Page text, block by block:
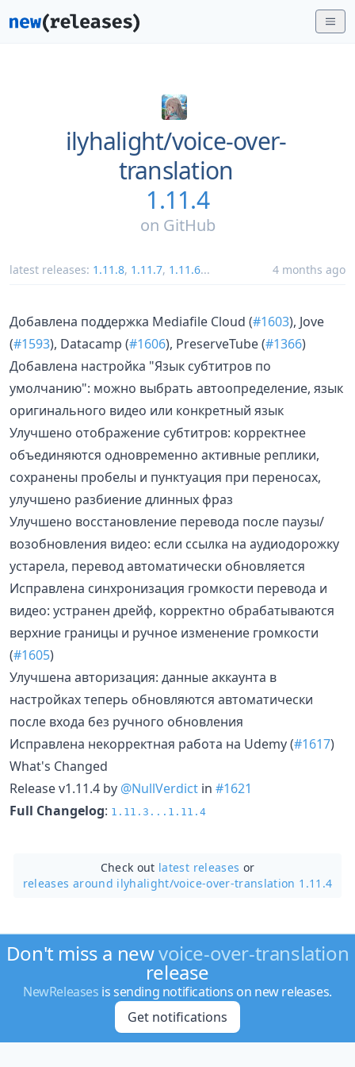
ilyhalight/voice-over-
translation
1.11.4
on GitHub
latest releases: 1.11.8, 1.11.7, 1.11.6... 4 months ago
Добавлена поддержка Mediafile Cloud (#1603), Jove
(#1593), Datacamp (#1606), PreserveTube (#1366)
Добавлена настройка "Язык субтитров по
умолчанию": можно выбрать автоопределение, язык
оригинального видео или конкретный язык
Улучшено отображение субтитров: корректнее
объединяются одновременно активные реплики,
сохранены пробелы и пунктуация при переносах,
улучшено разбиение длинных фраз
Улучшено восстановление перевода после паузы/
возобновления видео: если ссылка на аудиодорожку
устарела, перевод автоматически обновляется
Исправлена синхронизация громкости перевода и
видео: устранен дрейф, корректно обрабатываются
верхние границы и ручное изменение громкости
(#1605)
Улучшена авторизация: данные аккаунта в
настройках теперь обновляются автоматически
после входа без ручного обновления
Исправлена некорректная работа на Udemy (#1617)
What's Changed
Release v1.11.4 by @NullVerdict in #1621
Full Changelog: 1.11.3...1.11.4
Check out latest releases or
releases around ilyhalight/voice-over-translation 1.11.4
Don't miss a newvoice-over-translation
release
NewReleases is sending notifications on new releases.
Get notifications